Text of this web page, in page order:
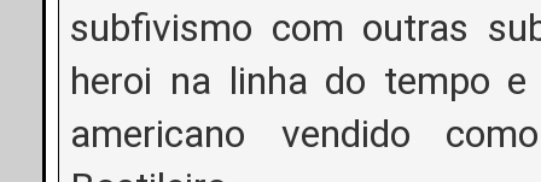
subfivismo com outras
heroi na linha do tempo
americano vendido